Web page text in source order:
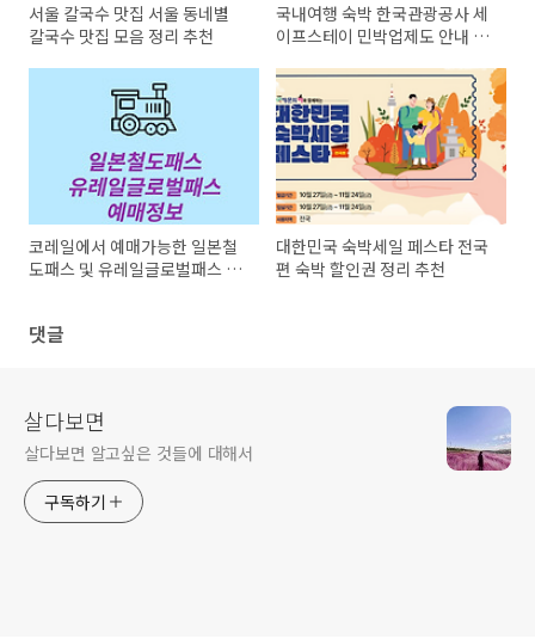
서울 칼국수 맛집 서울 동네별
칼국수 맛집 모음 정리 추천
국내여행 숙박 한국관광공사 세
이프스테이 민박업제도 안내 정
코레일에서 예매가능한 일본철
도패스 및 유레일글로벌패스 정
대한민국 숙박세일 페스타 전국
편 숙박 할인권 정리 추천
댓글
살다보면
살다보면 알고싶은 것들에 대해서
구독하기